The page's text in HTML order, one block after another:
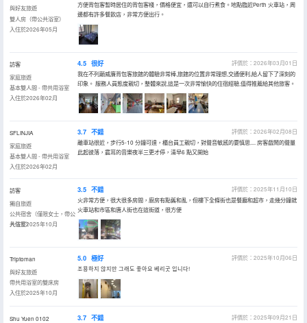
與好友旅遊
雙人房（帶公共浴室）
入住於2026年05月
方便背包客暫時居住的背包客棧，價格便宜，還可以自行煮食。地點臨近Perth 火車站，周
邊都有許多餐飲店，非常方便出行。
訪客
家庭旅遊
基本雙人間 - 帶共用浴室
入住於2026年02月
4.5 很好
評價於：2026年03月01日
我在不列顛威廉背包客旅館的體驗非常棒,旅館的位置非常理想,交通便利,給人留下了深刻的
印象。 服務人員態度親切，整體來說,這是一次非常愉快的住宿經驗,值得推薦給其他旅客。
SFLINJIA
家庭旅遊
基本雙人間 - 帶共用浴室
入住於2026年02月
3.7 不錯
評價於：2026年02月08日
離車站很近，步行5-10 分鐘可達，櫃台員工親切，對聲音敏感的要慎思.... 房客戲鬧的聲量
此起彼落，震耳的音樂夜半三更才停，清早6 點又開始
訪客
獨自旅遊
公共宿舍（僅限女士，帶公
共浴室）
入住於2025年10月
3.5 不錯
評價於：2025年11月10日
火非常方便，很大很多房間，廚房有點舊和亂，但樓下全條街也是餐廳和超市，走幾分鐘就
火車站和市區和唐人街也在這街道，很方便
Triptoman
與好友旅遊
帶共用浴室的雙床房
入住於2025年10月
5.0 極好
評價於：2025年10月06日
조용하지 않지만 그래도 좋아요 베리굿 입니다!
Shu Yuen 0102
3.7 不錯
評價於：2025年09月21日